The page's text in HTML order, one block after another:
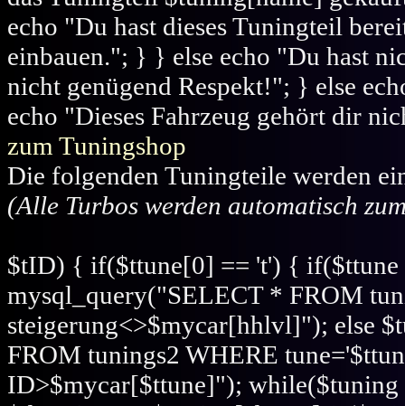
echo "Du hast dieses Tuningteil
einbauen."; } } else echo "Du hast
nicht genügend Respekt!"; } else
echo "Dieses Fahrzeug gehört dir
zum Tuningshop
Die folgenden Tuningteile werden
(Alle Turbos werden automatisch
$tID) { if($ttune[0] == 't') { if($ttune
mysql_query("SELECT * FROM
steigerung<>$mycar[hhlvl]"); else
FROM tunings2 WHERE
ID>$mycar[$ttune]");